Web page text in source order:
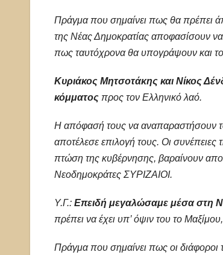
Πράγμα που σημαίνει πως θα πρέπει
της Νέας Δημοκρατίας αποφασίσουν
πως ταυτόχρονα θα υπογράψουν και το
Κυριάκος Μητσοτάκης και Νίκος
κόμματος προς τον Ελληνικό λαό.
Η απόφασή τους να αναπαραστήσουν
αποτέλεσε επιλογή τους. Οι συνέπειες
πτώση της κυβέρνησης, βαραίνουν
Νεοδημοκράτες ΣΥΡΙΖΑΙΟΙ.
Υ.Γ.: Επειδή μεγαλώσαμε μέσα στη
πρέπει να έχει υπ’ όψιν του το
Πράγμα που σημαίνει πως οι διάφοροι